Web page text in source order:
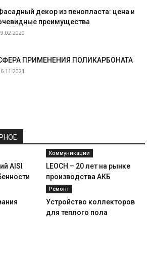
декор из пенопласта: цена и
преимущества
ПРИМЕНЕНИЯ ПОЛИКАРБОНАТА
AISI
Коммуникации
LEOCH – 20 лет на рынке
производства АКБ
Ремонт
Устройство коллекторов
для теплого пола